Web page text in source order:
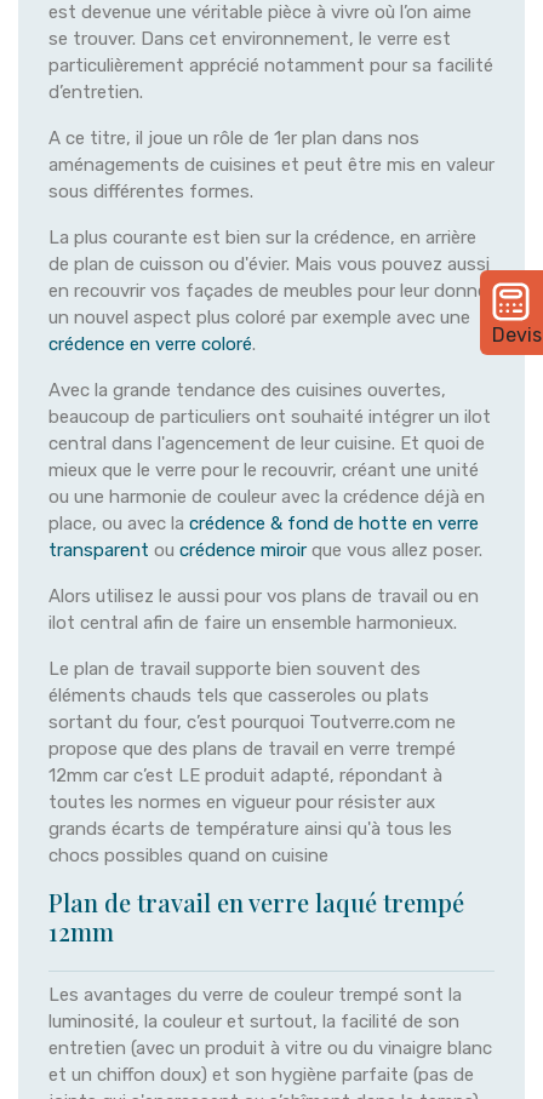
Devis
est devenue une véritable pièce à vivre où l’on aime
se trouver. Dans cet environnement, le verre est
particulièrement apprécié notamment pour sa facilité
d’entretien.
A ce titre, il joue un rôle de 1er plan dans nos
aménagements de cuisines et peut être mis en valeur
sous différentes formes.
La plus courante est bien sur la crédence, en arrière
de plan de cuisson ou d'évier. Mais vous pouvez aussi
en recouvrir vos façades de meubles pour leur donner
un nouvel aspect plus coloré par exemple avec une
crédence en verre coloré.
Avec la grande tendance des cuisines ouvertes,
beaucoup de particuliers ont souhaité intégrer un ilot
central dans l'agencement de leur cuisine. Et quoi de
mieux que le verre pour le recouvrir, créant une unité
ou une harmonie de couleur avec la crédence déjà en
place, ou avec la crédence & fond de hotte en verre
transparent ou crédence miroir que vous allez poser.
Alors utilisez le aussi pour vos plans de travail ou en
ilot central afin de faire un ensemble harmonieux.
Le plan de travail supporte bien souvent des
éléments chauds tels que casseroles ou plats
sortant du four, c’est pourquoi Toutverre.com ne
propose que des plans de travail en verre trempé
12mm car c’est LE produit adapté, répondant à
toutes les normes en vigueur pour résister aux
grands écarts de température ainsi qu'à tous les
chocs possibles quand on cuisine
Plan de travail en verre laqué trempé
12mm
Les avantages du verre de couleur trempé sont la
luminosité, la couleur et surtout, la facilité de son
entretien (avec un produit à vitre ou du vinaigre blanc
et un chiffon doux) et son hygiène parfaite (pas de